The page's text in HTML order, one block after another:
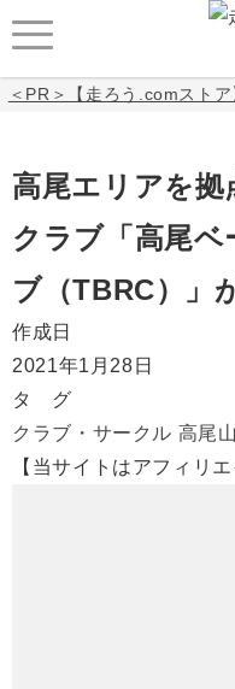
＜PR＞【走ろう.comスト
高尾エリアを
クラブ「高尾
ブ（TBRC）」
作成日
2021年1月28日
タ グ
クラブ・サークル 高尾山
【当サイトはアフィリ